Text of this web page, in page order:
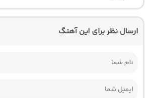
ارسال نظر برای این آهنگ